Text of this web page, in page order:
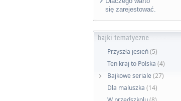
się zarejestować.
Przyszła jesień(5)
Ten kraj to Polska (4)
Bajkowe seriale (27)
Dla maluszka (14)